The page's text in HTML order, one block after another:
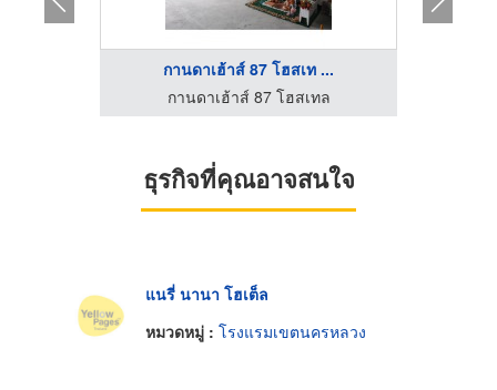
กานดาเฮ้าส์ 87 โฮสเท ...
กานดาเฮ้าส์ 87 โฮสเทล
ธุรกิจที่คุณอาจสนใจ
แนรี่ นานา โฮเต็ล
หมวดหมู่ : โรงแรมเขตนครหลวง